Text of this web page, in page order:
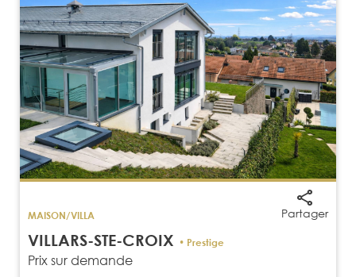
Partager
MAISON/VILLA
VILLARS-STE-CROIX • Prestige
Prix sur demande